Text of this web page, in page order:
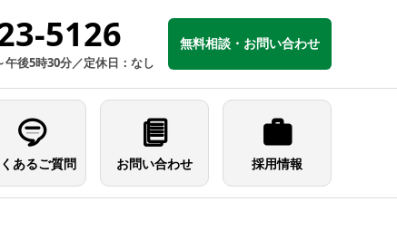
5126
後5時30分／定休日：なし
無料相談・お問い合わせ
あるご質問 お問い合わせ 採用情報